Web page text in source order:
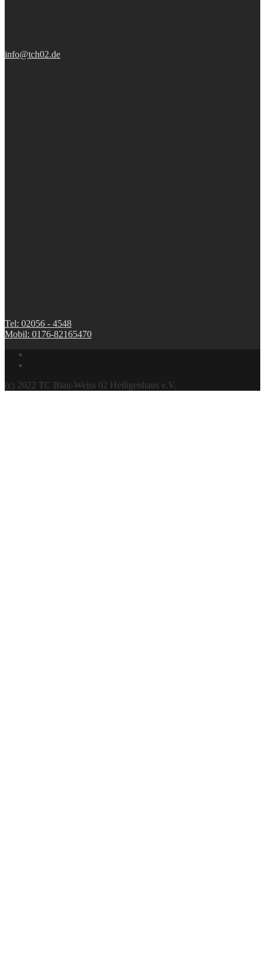
info@tch02.de
Tel: 02056 - 4548
Mobil: 0176-82165470
(c) 2022 TC Blau-Weiss 02 Heiligenhaus e.V.